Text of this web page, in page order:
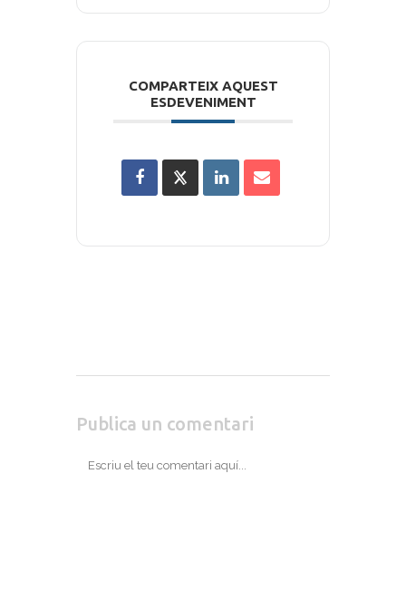
COMPARTEIX AQUEST
ESDEVENIMENT
Publica un comentari